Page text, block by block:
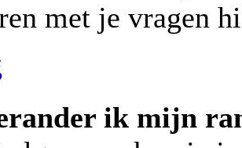
met je vragen
ik mijn